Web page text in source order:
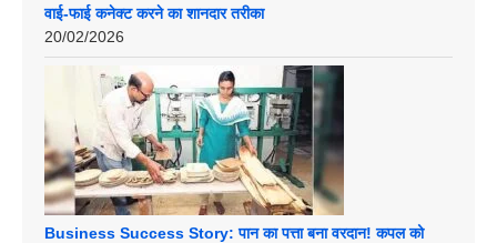
वाई-फाई कनेक्ट करने का शानदार तरीका
20/02/2026
Business Success Story: पान का पत्ता बना वरदान! कपल को